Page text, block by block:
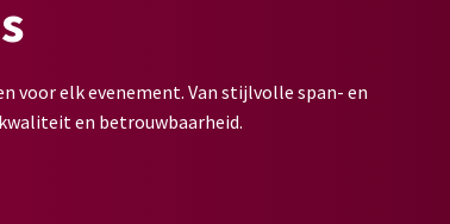
voor elk evenement. Van stijlvolle span- en
en betrouwbaarheid.